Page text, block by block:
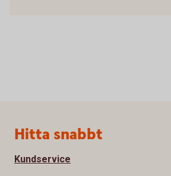
Sidfot
Hitta snabbt
Kundservice